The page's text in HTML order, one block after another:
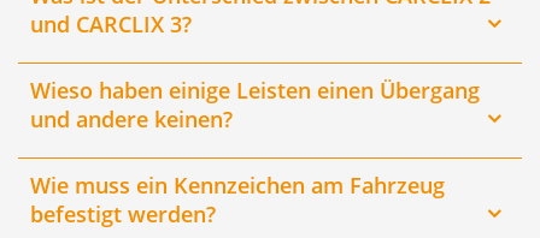
und CARCLIX 3?
Wieso haben einige Leisten einen Übergang
und andere keinen?
Wie muss ein Kennzeichen am Fahrzeug
befestigt werden?